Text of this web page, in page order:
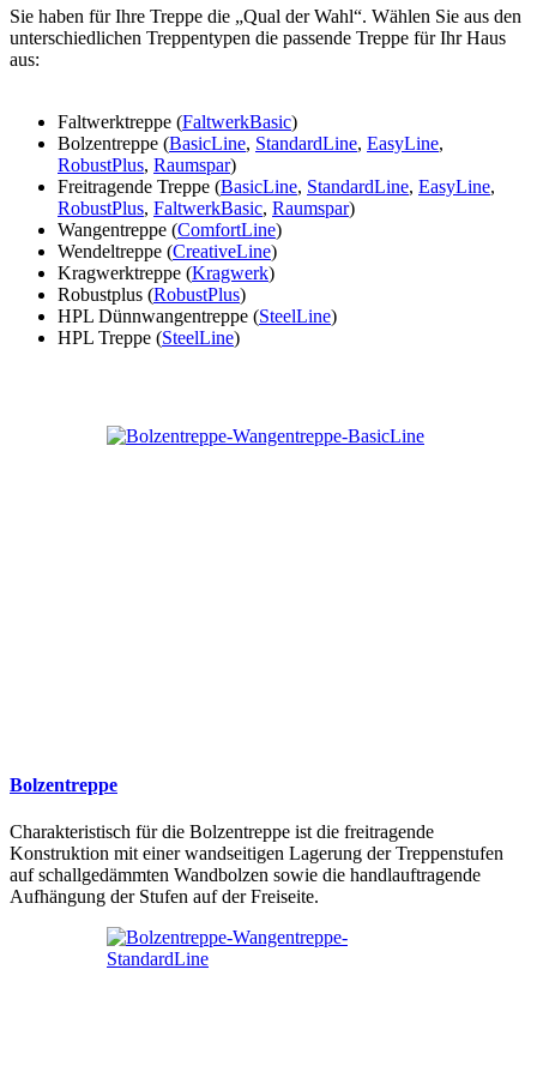
Sie haben für Ihre Treppe die „Qual der Wahl“. Wählen Sie aus den
unterschiedlichen Treppentypen die passende Treppe für Ihr Haus
aus:
Faltwerktreppe (FaltwerkBasic)
Bolzentreppe (BasicLine, StandardLine, EasyLine,
RobustPlus, Raumspar)
Freitragende Treppe (BasicLine, StandardLine, EasyLine,
RobustPlus, FaltwerkBasic, Raumspar)
Wangentreppe (ComfortLine)
Wendeltreppe (CreativeLine)
Kragwerktreppe (Kragwerk)
Robustplus (RobustPlus)
HPL Dünnwangentreppe (SteelLine)
HPL Treppe (SteelLine)
Bolzentreppe
Charakteristisch für die Bolzentreppe ist die freitragende
Konstruktion mit einer wandseitigen Lagerung der Treppenstufen
auf schallgedämmten Wandbolzen sowie die handlauftragende
Aufhängung der Stufen auf der Freiseite.